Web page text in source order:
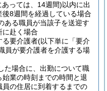
っては、14週間)以内に出
8週間を経過している場合
ある職員が当該子を送迎す
に赴く場合
る要介護者(以下単に「要介
員が要介護者を介護する場
た場合に、出勤について職
業の時刻までの時間と退
の住居に到着するまでの